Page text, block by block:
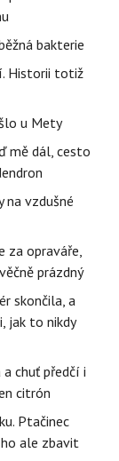
bakterie
Historii totiž
u Mety
mě dál, cesto
na vzdušné
za opraváře,
prázdný
skončila, a
jak to nikdy
chuť předčí i
citrón
Ptačinec
ale zbavit